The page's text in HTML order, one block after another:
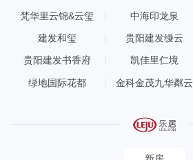
梵华里云锦&云玺 中海印龙泉
建发和玺 贵阳建发缦云
贵阳建发书香府 凯佳里仁境
绿地国际花都 金科金茂九华粼云